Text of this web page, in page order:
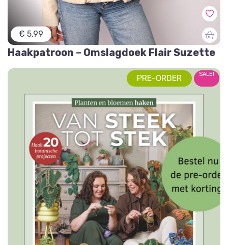
€ 5,99
Haakpatroon – Omslagdoek Flair Suzette
PRE-ORDER SALE!